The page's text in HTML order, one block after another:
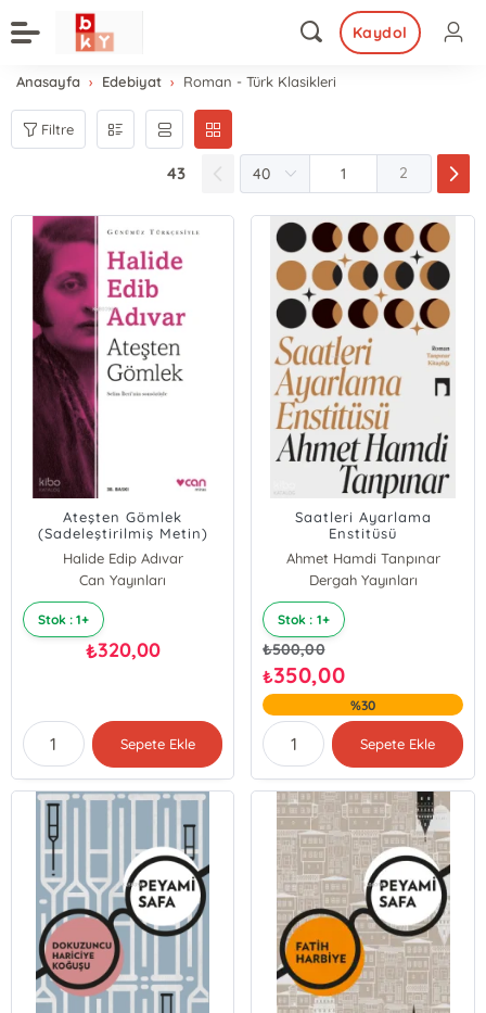
Kaydol
Anasayfa Edebiyat Roman - Türk Klasikleri
Filtre
43 2
Ateşten Gömlek
(Sadeleştirilmiş Metin)
Halide Edip Adıvar
Can Yayınları
Stok : 1+
₺320,00
Sepete Ekle
Saatleri Ayarlama
Enstitüsü
Ahmet Hamdi Tanpınar
Dergah Yayınları
Stok : 1+
₺500,00
₺350,00
%30
Sepete Ekle